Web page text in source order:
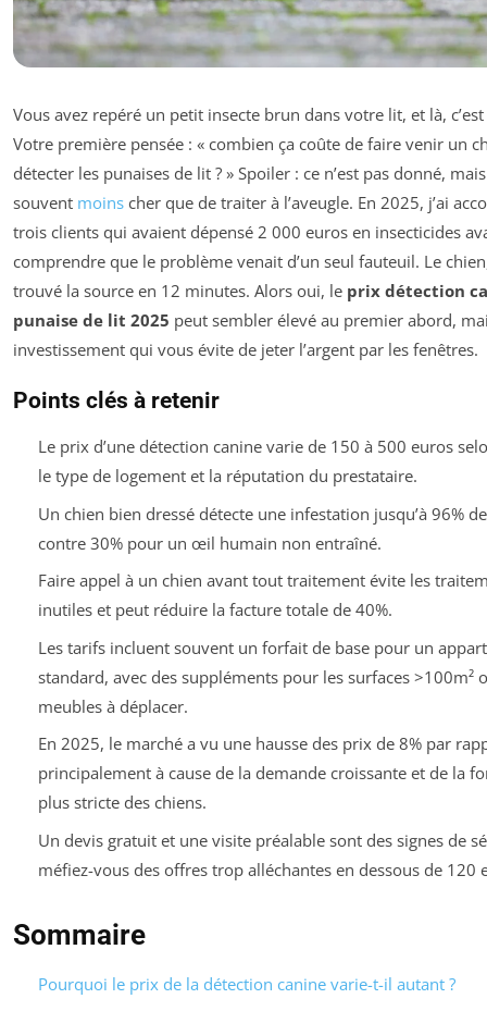
Vous avez repéré un petit insecte brun dans votre lit, et là,
Votre première pensée : « combien ça coûte de faire venir un
détecter les punaises de lit ? » Spoiler : ce n’est pas donné, mais
souvent moins cher que de traiter à l’aveugle. En 2025, j’ai
trois clients qui avaient dépensé 2 000 euros en insecticides
comprendre que le problème venait d’un seul fauteuil. Le
trouvé la source en 12 minutes. Alors oui, le prix détection
punaise de lit 2025 peut sembler élevé au premier abord,
investissement qui vous évite de jeter l’argent par les fenêtres.
Points clés à retenir
Le prix d’une détection canine varie de 150 à 500 euros
le type de logement et la réputation du prestataire.
Un chien bien dressé détecte une infestation jusqu’à 96%
contre 30% pour un œil humain non entraîné.
Faire appel à un chien avant tout traitement évite les
inutiles et peut réduire la facture totale de 40%.
Les tarifs incluent souvent un forfait de base pour un
standard, avec des suppléments pour les surfaces >100m²
meubles à déplacer.
En 2025, le marché a vu une hausse des prix de 8% par
principalement à cause de la demande croissante et de la
plus stricte des chiens.
Un devis gratuit et une visite préalable sont des signes de
méfiez-vous des offres trop alléchantes en dessous de 120
Sommaire
Pourquoi le prix de la détection canine varie-t-il autant ?